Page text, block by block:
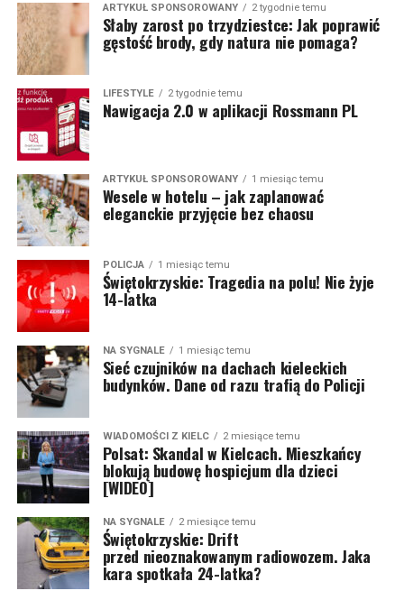
ARTYKUŁ SPONSOROWANY 2 tygodnie temu
Słaby zarost po trzydziestce: Jak poprawić
gęstość brody, gdy natura nie pomaga?
LIFESTYLE 2 tygodnie temu
Nawigacja 2.0 w aplikacji Rossmann PL
ARTYKUŁ SPONSOROWANY 1 miesiąc temu
Wesele w hotelu – jak zaplanować
eleganckie przyjęcie bez chaosu
POLICJA 1 miesiąc temu
Świętokrzyskie: Tragedia na polu! Nie żyje
14-latka
NA SYGNALE 1 miesiąc temu
Sieć czujników na dachach kieleckich
budynków. Dane od razu trafią do Policji
WIADOMOŚCI Z KIELC 2 miesiące temu
Polsat: Skandal w Kielcach. Mieszkańcy
blokują budowę hospicjum dla dzieci
[WIDEO]
NA SYGNALE 2 miesiące temu
Świętokrzyskie: Drift
przed nieoznakowanym radiowozem. Jaka
kara spotkała 24-latka?